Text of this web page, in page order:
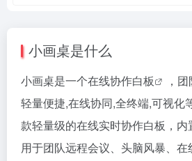
小画桌是什么
小画桌是一个在线协作白板
，
轻量便捷,在线协同,全终端,可视化
款轻量级的在线实时协作白板，
用于团队远程会议、头脑风暴、